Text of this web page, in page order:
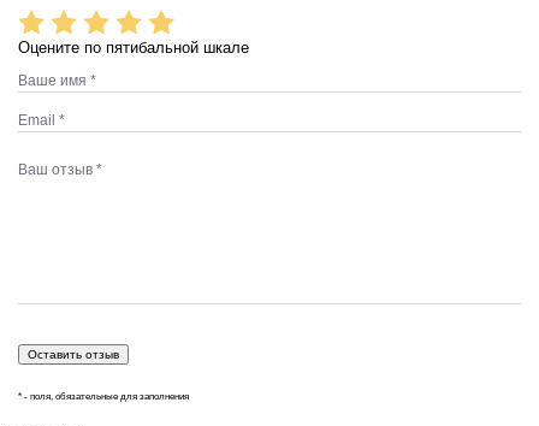
Оцените по пятибальной шкале
* - поля, обязательные для заполнения